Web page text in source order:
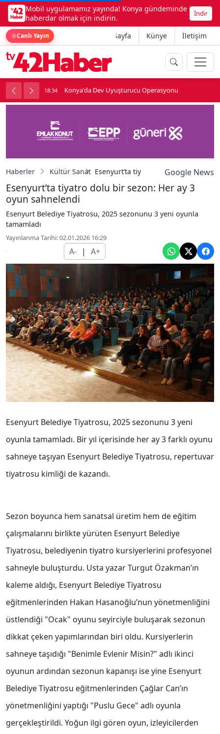
Mobil uygulamamız yayında! Konya gündeminde
haberdar olmak için indirin.
İndir
Canlı Yayın Ana Sayfa Künye İletişim
18:34 Konya'da Dev Uyuşturucu Operasyonu
Haberler Kültür Sanat Esenyurt’ta tiyatro dolu bir sezon:
Google News
Esenyurt’ta tiyatro dolu bir sezon: Her ay 3
oyun sahnelendi
Esenyurt Belediye Tiyatrosu, 2025 sezonunu 3 yeni oyunla
tamamladı
Yayınlanma Tarihi: 02.01.2026 16:29
A- | A+
Esenyurt Belediye Tiyatrosu, 2025 sezonunu 3 yeni
oyunla tamamladı. Bir yıl içerisinde her ay 3 farklı oyunu
sahneye taşıyan Esenyurt Belediye Tiyatrosu, repertuvar
tiyatrosu kimliği de kazandı.
Sezon boyunca hem sanatsal üretim hem de eğitim
çalışmalarını birlikte yürüten Esenyurt Belediye
Tiyatrosu, belediyenin tiyatro kursiyerlerini profesyonel
sahneyle buluşturdu. Usta yazar Turgut Özakman’ın
kaleme aldığı, Esenyurt Belediye Tiyatrosu
eğitmenlerinden Hakan Hasanoğlu’nun yönetmenliğini
üstlendiği "Ocak" oyunu seyirciyle buluşarak sezonun
dikkat çeken yapımlarından biri oldu. Kursiyerlerin
sahneye taşıdığı "Benimle Evlenir Misin?" adlı ikinci
oyunun ardından sezonun kapanışı ise yine Esenyurt
Belediye Tiyatrosu eğitmenlerinden Çağlar Can’ın
yönetmenliğini yaptığı "Puslu Gece" adlı oyunla
gerçekleştirildi. Yoğun ilgi gören oyun, izleyicilerden